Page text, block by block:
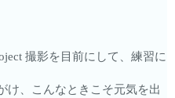
撮影を目前にして、練習に
け、こんなときこそ元気を出